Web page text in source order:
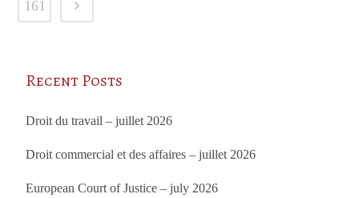
161
Recent Posts
Droit du travail – juillet 2026
Droit commercial et des affaires – juillet 2026
European Court of Justice – july 2026